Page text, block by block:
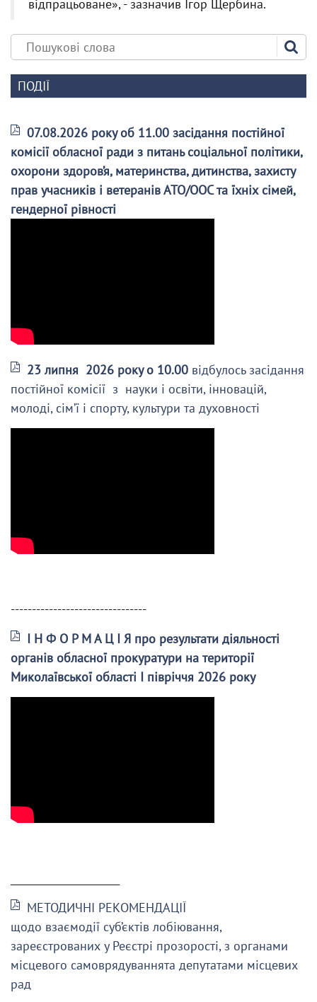
відпрацьоване», - зазначив Ігор Щербина.
ПОДІЇ
07.08.2026 року об 11.00 засідання постійної
комісії обласної ради з питань соціальної політики,
охорони здоров’я, материнства, дитинства, захисту
прав учасників і ветеранів АТО/ООС та їхніх сімей,
гендерної рівності
23 липня 2026 року о 10.00 відбулось засідання
постійної комісії з науки і освіти, інновацій,
молоді, сім’ї і спорту, культури та духовності
--------------------------------
І Н Ф О Р М А Ц І Я про результати діяльності
органів обласної прокуратури на території
Миколаївської області І півріччя 2026 року
МЕТОДИЧНІ РЕКОМЕНДАЦІЇ
щодо взаємодії суб’єктів лобіювання,
зареєстрованих у Реєстрі прозорості, з органами
місцевого самоврядуваннята депутатами місцевих
рад